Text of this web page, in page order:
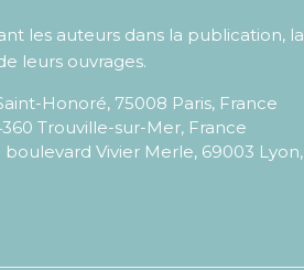
les auteurs dans la publication, la
leurs ouvrages.
Honoré, 75008 Paris, France
Trouville-sur-Mer, France
Vivier Merle, 69003 Lyon,